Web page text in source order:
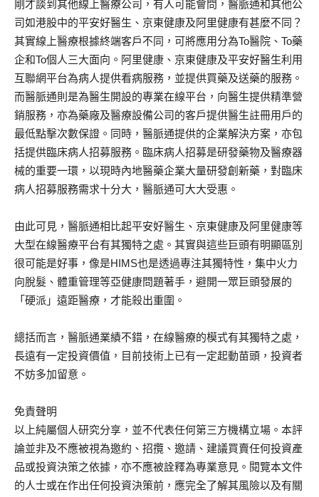
剛才談到其他線上醫療公司，有人可能會問，醫脈通和其他公
司如港股中的平安好醫生、京東健康及阿里健康有甚麼不同？
其實線上醫療根據終端客戶不同，可將應用分為To醫院、To藥
企和To個人三大面向。阿里健康、京東健康及平安好醫生利用
互聯網平台為病人提供看病服務，並提供買藥及送藥的服務。
而醫脈通則是為醫生開設的專業在線平台，向醫生提供精準營
銷服務，亦為藥廠及醫療設備公司的客戶提供醫生註冊用戶的
最低點擊次數保證。同時，醫脈通提供的企業解決方案，亦包
括提供臨床病人招募服務。臨床病人招募是研發藥物及醫療器
械的重要一環，以現時內地醫藥企業大量研發創新藥，對臨床
病人招募服務需求十分大，醫脈通可大大受惠。
由此可見，醫脈通相比起平安好醫生、京東健康及阿里健康等
大型在線醫療平台有其獨特之處。其實與這些巨頭有明顯區別
很可能是好事，像是HIMS也是透過專注其獨特性，集中火力
向脫髮、體重管理等亞健康問題著手，避開一眾巨頭發展的
「硬派」遠距醫療，才能殺出重圍。
總括而言，醫脈通業績不錯，在線醫療的模式有其獨特之處，
長遠有一定投資價值，目前技術上已有一定起動苗頭，投資者
不妨多加留意。
免責聲明
以上純屬個人研究分享，並不代表任何第三方機構立場。本評
論並非及不應被視為邀約、招攬、邀請、建議買賣任何投資產
品或投資決策之依據，亦不應被詮釋為專業意見。閱覽本文件
的人士或在作出任何投資決策前，應完全了解其風險以及有關